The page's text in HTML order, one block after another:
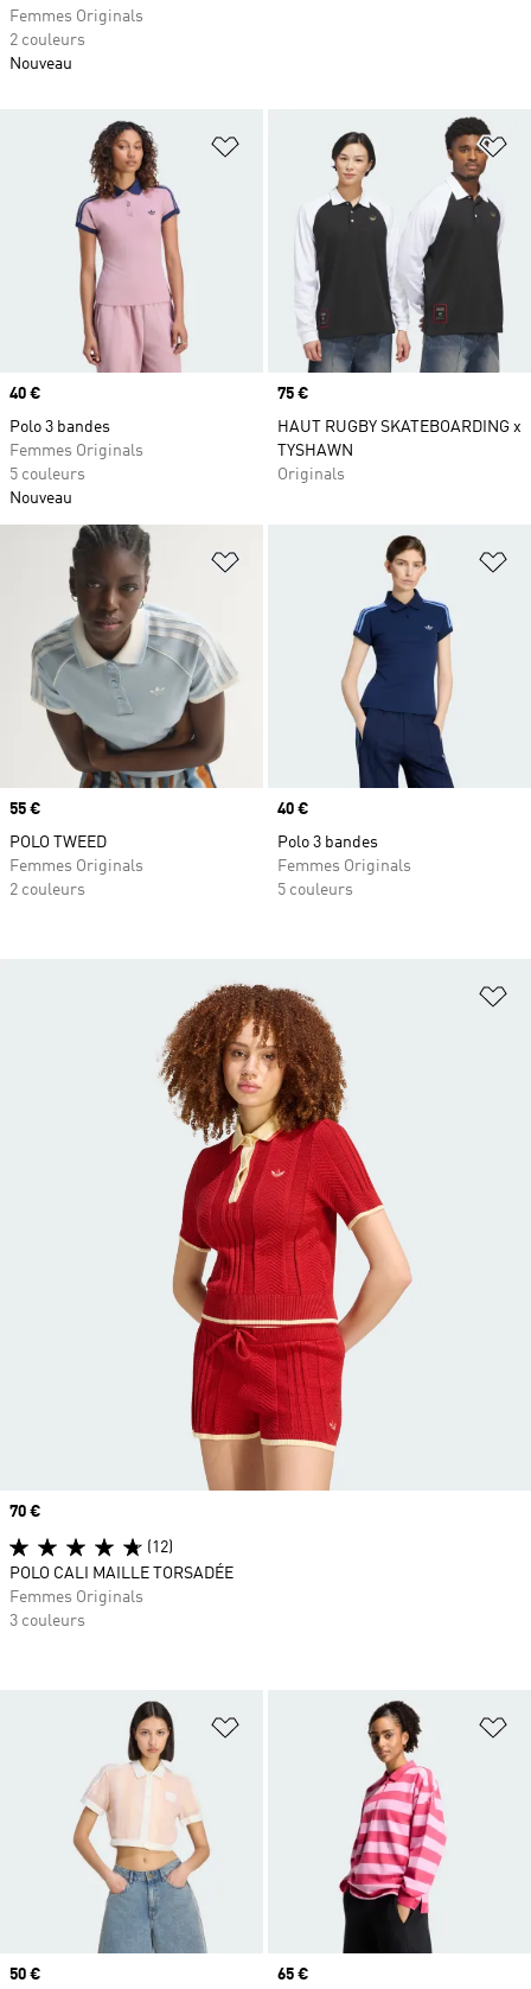
Ajouter à la Liste de produits
Prix
40 €
Polo 3 bandes
Femmes Originals
5 couleurs
Nouveau
Prix
75 €
HAUT RUGBY SKATEBOARDING x
TYSHAWN
Originals
Ajouter à la Liste de produits
Prix
55 €
POLO TWEED
Femmes Originals
2 couleurs
Prix
40 €
Polo 3 bandes
Femmes Originals
5 couleurs
Ajouter à la Liste de produits
Prix
50 €
Prix
65 €
Femmes Originals
2 couleurs
Nouveau
Prix
70 €
(12)
POLO CALI MAILLE TORSADÉE
Femmes Originals
3 couleurs